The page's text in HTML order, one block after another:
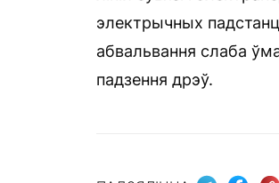
электрычных
абвальвання слаба
падзення дрэў.